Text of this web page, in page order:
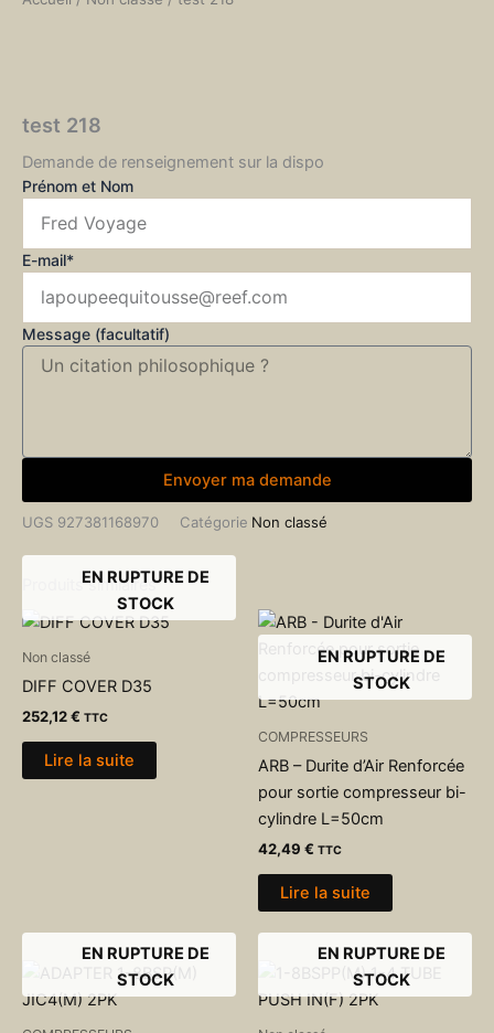
test 218
Demande de renseignement sur la dispo
Prénom et Nom
E-mail*
Message (facultatif)
Envoyer ma demande
UGS 927381168970 Catégorie Non classé
Produits similaires
EN RUPTURE DE
STOCK
Non classé
DIFF COVER D35
252,12€ TTC
Lire la suite
EN RUPTURE DE
STOCK
COMPRESSEURS
ARB – Durite d’Air Renforcée
pour sortie compresseur bi-
cylindre L=50cm
42,49 € TTC
Lire la suite
EN RUPTURE DE
STOCK
EN RUPTURE DE
STOCK